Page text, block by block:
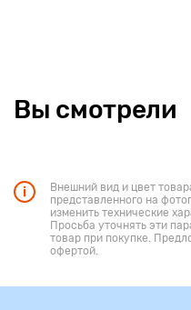
Вы смотрели
Внешний вид и цвет
представленного на
изменить технические
Просьба уточнять эти
товар при покупке.
офертой.